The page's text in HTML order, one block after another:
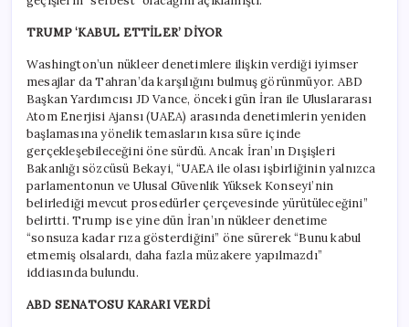
TRUMP ‘KABUL ETTİLER’ DİYOR
Washington’un nükleer denetimlere ilişkin verdiği iyimser
mesajlar da Tahran’da karşılığını bulmuş görünmüyor. ABD
Başkan Yardımcısı JD Vance, önceki gün İran ile Uluslararası
Atom Enerjisi Ajansı (UAEA) arasında denetimlerin yeniden
başlamasına yönelik temasların kısa süre içinde
gerçekleşebileceğini öne sürdü. Ancak İran’ın Dışişleri
Bakanlığı sözcüsü Bekayi, “UAEA ile olası işbirliğinin yalnızca
parlamentonun ve Ulusal Güvenlik Yüksek Konseyi’nin
belirlediği mevcut prosedürler çerçevesinde yürütüleceğini”
belirtti. Trump ise yine dün İran’ın nükleer denetime
“sonsuza kadar rıza gösterdiğini” öne sürerek “Bunu kabul
etmemiş olsalardı, daha fazla müzakere yapılmazdı”
iddiasında bulundu.
ABD SENATOSU KARARI VERDİ